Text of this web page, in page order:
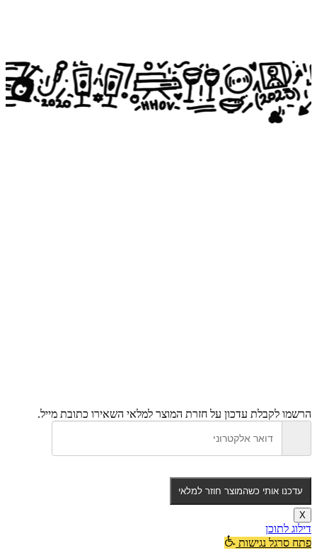
הרשמו לקבלת עדכון על חזרת המוצר למלאי השאירו כתובת מייל.
עדכנו אותי כשהמוצר חוזר למלאי
X
דילוג לתוכן
פתח סרגל נגישות